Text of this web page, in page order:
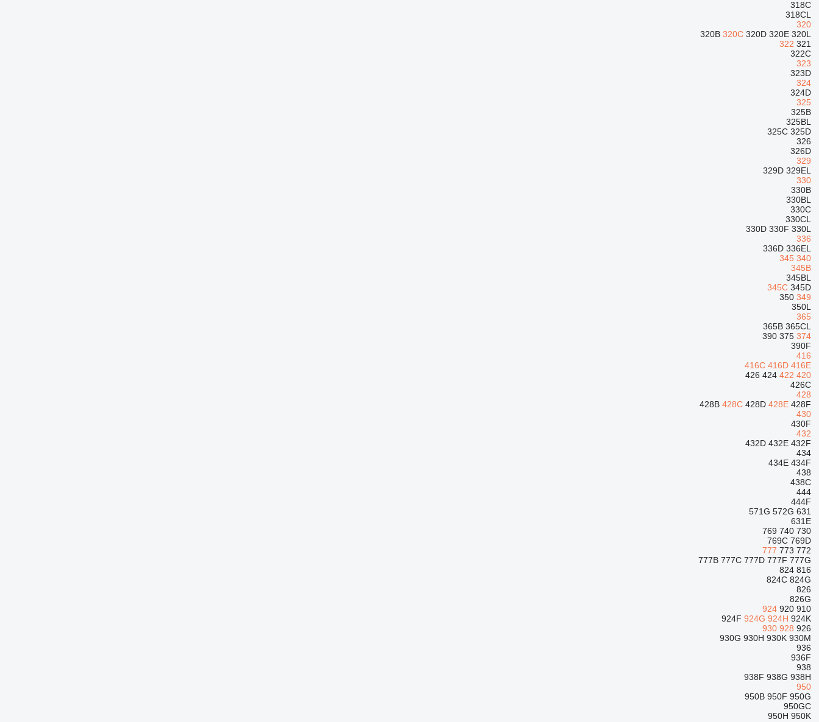
318C
318CL
320
320B 320C 320D 320E 320L
321
322
322C
323
323D
324
324D
325
325B
325BL
325C 325D
326
326D
329
329D 329EL
330
330B
330BL
330C
330CL
330D 330F 330L
336
336D 336EL
340
345
345B
345BL
345C 345D
349
350
350L
365
365B 365CL
374
375
390
390F
416
416C 416D 416E
420
422
424
426
426C
428
428B 428C 428D 428E 428F
430
430F
432
432D 432E 432F
434
434E 434F
438
438C
444
444F
571G 572G 631
631E
730
740
769
769C 769D
772
773
777
777B 777C 777D 777F 777G
816
824
824C 824G
826
826G
910
920
924
924F 924G 924H 924K
926
928
930
930G 930H 930K 930M
936
936F
938
938F 938G 938H
950
950B 950F 950G
950GC
950H 950K